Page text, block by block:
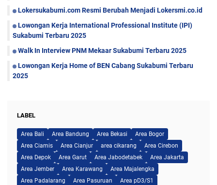
Lokersukabumi.com Resmi Berubah Menjadi Lokersmi.co.id
Lowongan Kerja International Professional Institute (IPI)
Sukabumi Terbaru 2025
Walk In Interview PNM Mekaar Sukabumi Terbaru 2025
Lowongan Kerja Home of BEN Cabang Sukabumi Terbaru
2025
LABEL
Area Bali Area Bandung Area Bekasi
Area Bogor
Area Ciamis
Area Cianjur area cikarang
Area Cirebon
Area Depok
Area Garut Area Jabodetabek
Area Jakarta
Area Jember
Area Karawang
Area Majalengka
Area Padalarang
Area Pasuruan
Area pD3/S1